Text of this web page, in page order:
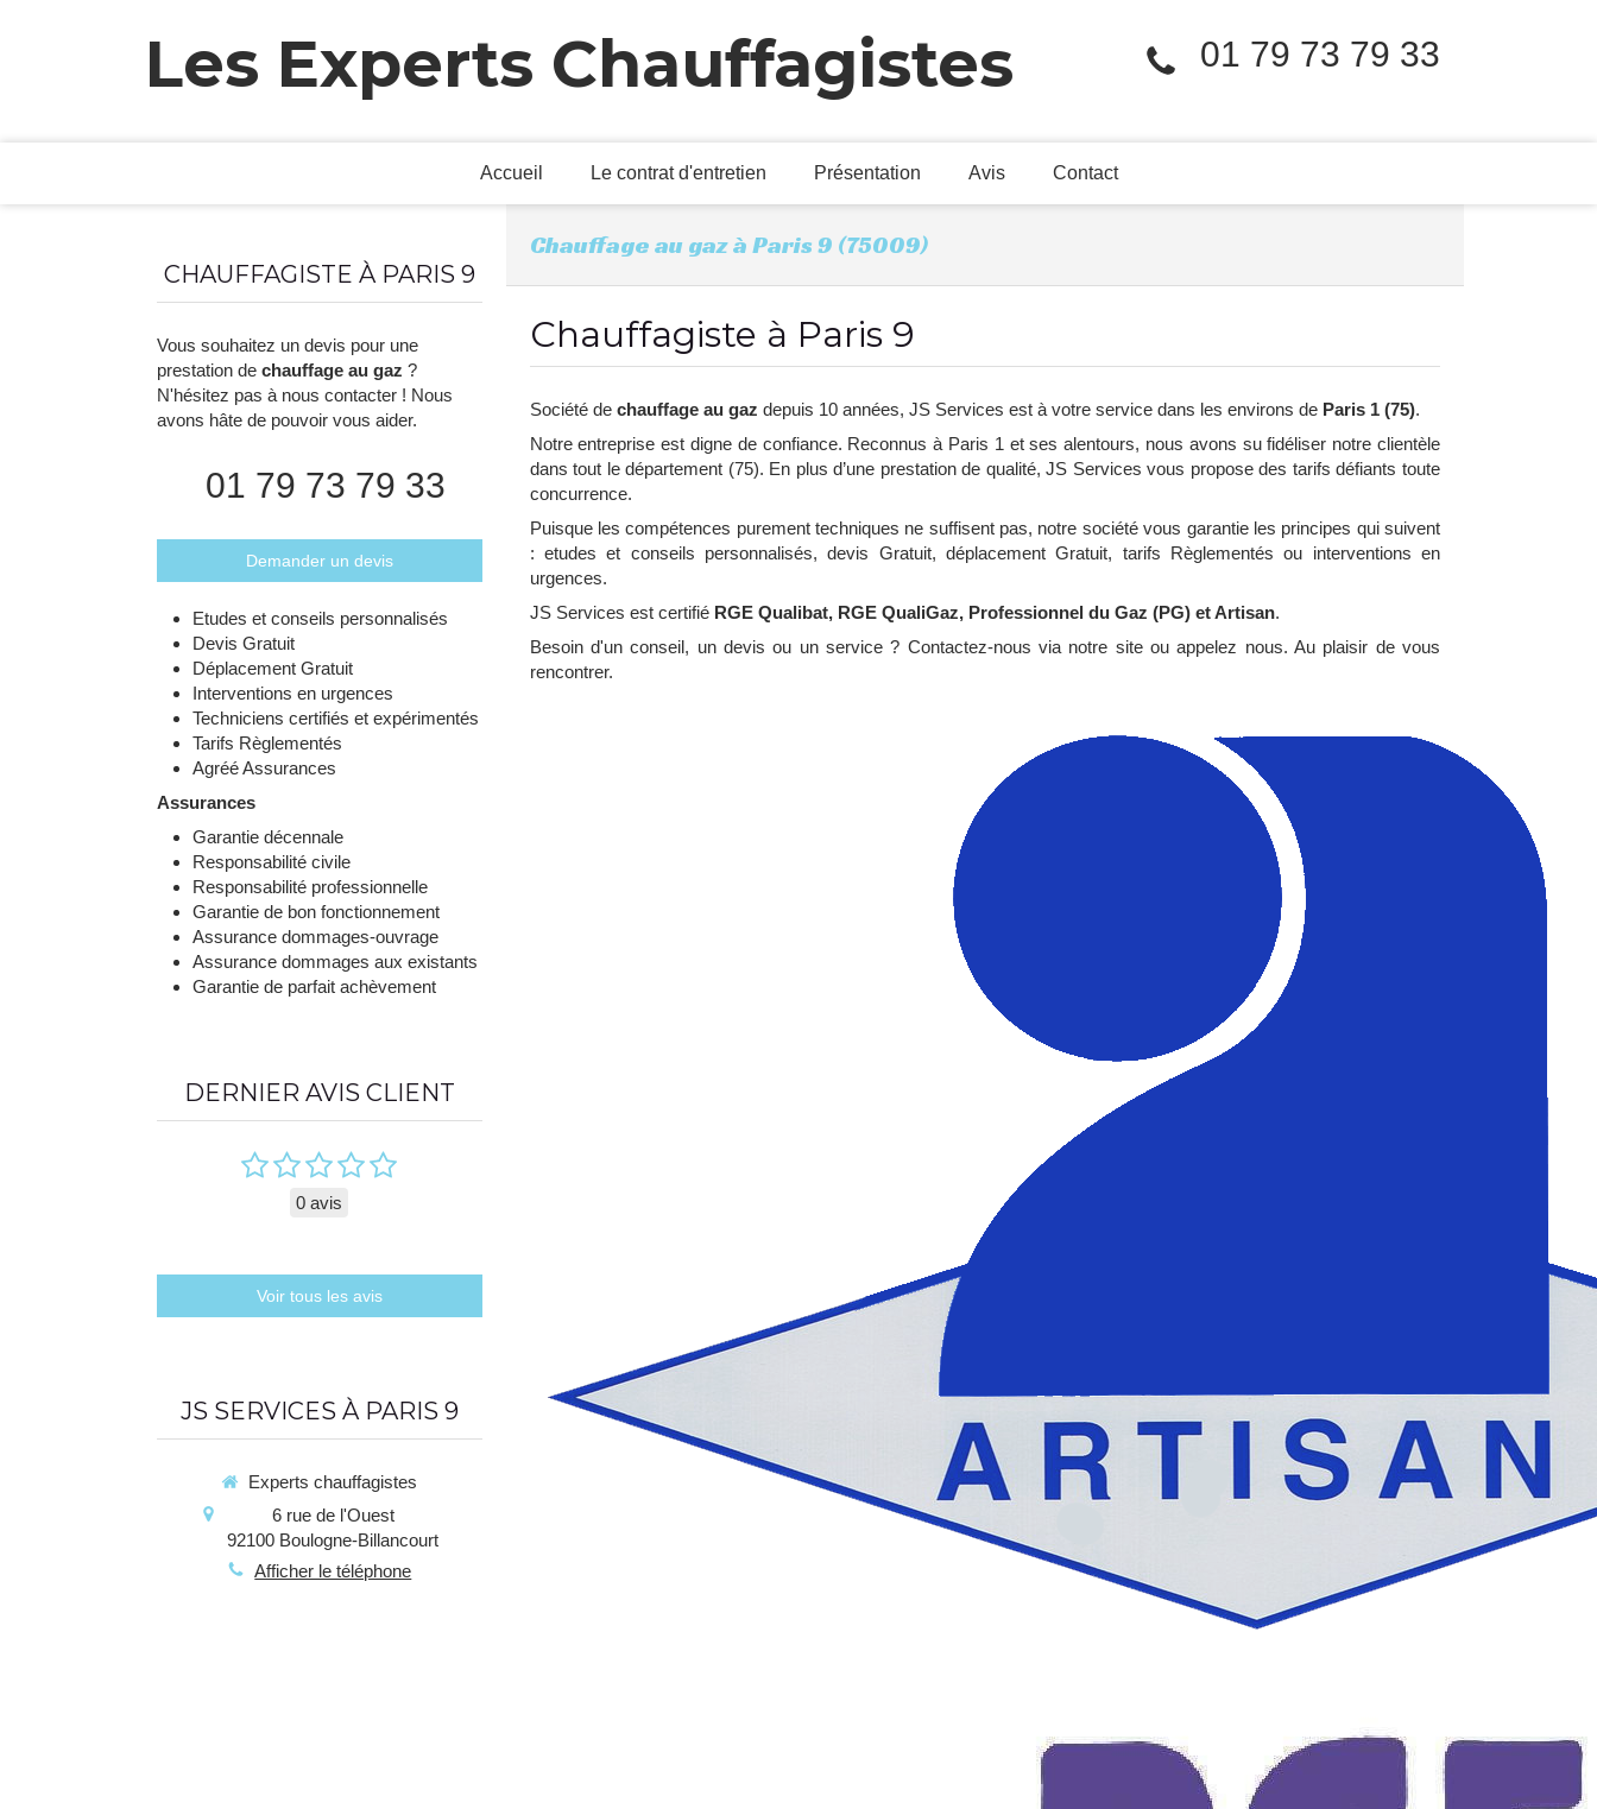
Les Experts Chauffagistes 01 79 73 79 33
Accueil Le contrat d'entretien Présentation Avis Contact
Chauffage au gaz à Paris 9 (75009)
Chauffagiste à Paris 9
Société de chauffage au gaz depuis 10 années, JS Services est à votre service dans les environs de Paris 1 (75).
Notre entreprise est digne de confiance. Reconnus à Paris 1 et ses alentours, nous avons su fidéliser notre clientèle
dans tout le département (75). En plus d’une prestation de qualité, JS Services vous propose des tarifs défiants toute
concurrence.
Puisque les compétences purement techniques ne suffisent pas, notre société vous garantie les principes qui suivent
: etudes et conseils personnalisés, devis Gratuit, déplacement Gratuit, tarifs Règlementés ou interventions en
urgences.
JS Services est certifié RGE Qualibat, RGE QualiGaz, Professionnel du Gaz (PG) et Artisan.
Besoin d'un conseil, un devis ou un service ? Contactez-nous via notre site ou appelez nous. Au plaisir de vous
rencontrer.
CHAUFFAGISTE À PARIS 9
Vous souhaitez un devis pour une
prestation de chauffage au gaz ?
N'hésitez pas à nous contacter ! Nous
avons hâte de pouvoir vous aider.
01 79 73 79 33
Demander un devis
Etudes et conseils personnalisés
Devis Gratuit
Déplacement Gratuit
Interventions en urgences
Techniciens certifiés et expérimentés
Tarifs Règlementés
Agréé Assurances
Assurances
Garantie décennale
Responsabilité civile
Responsabilité professionnelle
Garantie de bon fonctionnement
Assurance dommages-ouvrage
Assurance dommages aux existants
Garantie de parfait achèvement
DERNIER AVIS CLIENT
0 avis
Voir tous les avis
JS SERVICES À PARIS 9
Experts chauffagistes
6 rue de l'Ouest
92100 Boulogne-Billancourt
Afficher le téléphone